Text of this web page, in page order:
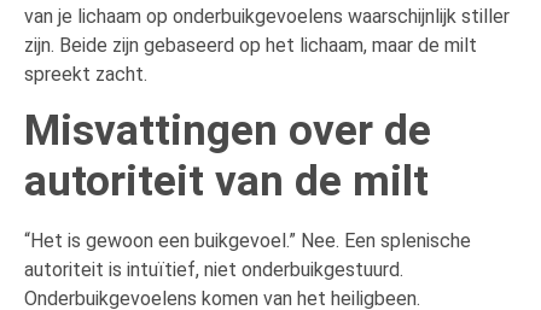
van je lichaam op onderbuikgevoelens waarschijnlijk stiller
zijn. Beide zijn gebaseerd op het lichaam, maar de milt
spreekt zacht.
Misvattingen over de
autoriteit van de milt
“Het is gewoon een buikgevoel.” Nee. Een splenische
autoriteit is intuïtief, niet onderbuikgestuurd.
Onderbuikgevoelens komen van het heiligbeen.